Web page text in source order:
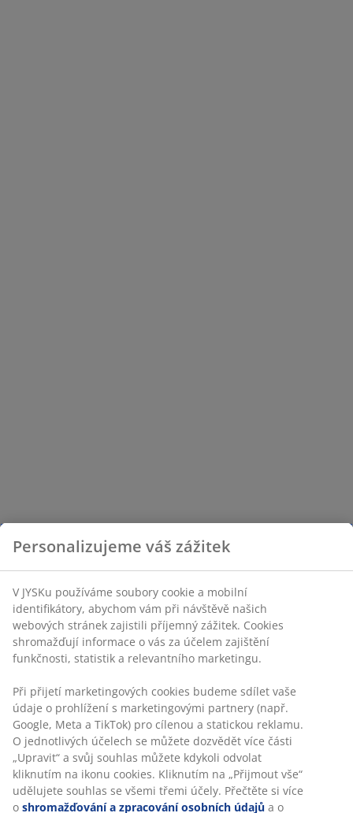
Personalizujeme váš zážitek
V JYSKu používáme soubory cookie a mobilní
identifikátory, abychom vám při návštěvě našich
webových stránek zajistili příjemný zážitek. Cookies
shromažďují informace o vás za účelem zajištění
funkčnosti, statistik a relevantního marketingu.
Při přijetí marketingových cookies budeme sdílet vaše
údaje o prohlížení s marketingovými partnery (např.
Google, Meta a TikTok) pro cílenou a statickou reklamu.
O jednotlivých účelech se můžete dozvědět více části
„Upravit“ a svůj souhlas můžete kdykoli odvolat
kliknutím na ikonu cookies. Kliknutím na „Přijmout vše“
udělujete souhlas se všemi třemi účely. Přečtěte si více
o shromažďování a zpracování osobních údajů a o